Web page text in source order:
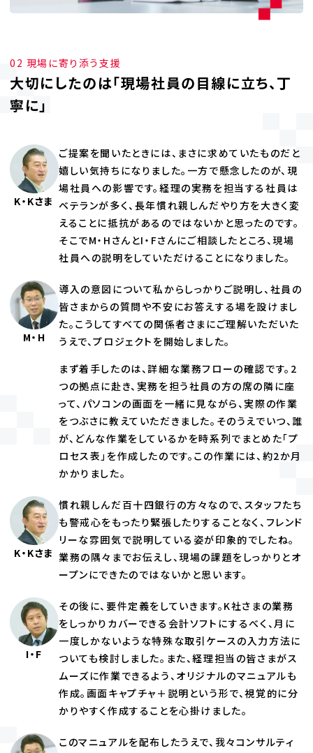
02 現場に寄り添う支援
大切にしたのは「現場社員の目線に立ち、丁
寧に」
K・Kさま
ご提案を聞いたときには、まさに求めていたものだと
嬉しい気持ちになりました。一方で懸念したのが、現
場社員への影響です。経理の実務を担当する社員は
ベテランが多く、長年慣れ親しんだやり方を大きく変
えることに抵抗があるのではないかと思ったのです。
そこでM・HさんとI・Fさんにご相談したところ、現場
社員への説明をしていただけることになりました。
M・H
導入の意図について私からしっかりご説明し、社員の
皆さまからの質問や不安にお答えする場を設けまし
た。こうしてすべての関係者さまにご理解いただいた
うえで、プロジェクトを開始しました。
まず着手したのは、詳細な業務フローの確認です。2
つの拠点に赴き、実務を担う社員の方の席の隣に座
って、パソコンの画面を一緒に見ながら、実際の作業
をつぶさに教えていただきました。そのうえでいつ、誰
が、どんな作業をしているかを時系列でまとめた「プ
ロセス表」を作成したのです。この作業には、約2か月
かかりました。
K・Kさま
慣れ親しんだ百十四銀行の方々なので、スタッフたち
も警戒心をもったり緊張したりすることなく、フレンド
リーな雰囲気で説明している姿が印象的でしたね。
業務の隅々までお伝えし、現場の課題をしっかりとオ
ープンにできたのではないかと思います。
I・F
その後に、要件定義をしていきます。K社さまの業務
をしっかりカバーできる会計ソフトにするべく、月に
一度しかないような特殊な取引ケースの入力方法に
ついても検討しました。また、経理担当の皆さまがス
ムーズに作業できるよう、オリジナルのマニュアルも
作成。画面キャプチャ＋説明という形で、視覚的に分
かりやすく作成することを心掛けました。
このマニュアルを配布したうえで、我々コンサルティ